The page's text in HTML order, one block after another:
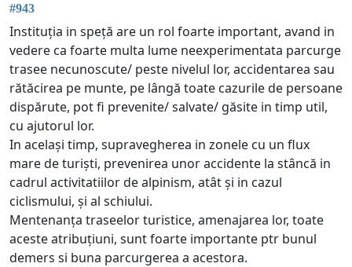
#943
Instituția in speță are un rol foarte important, avand in
vedere ca foarte multa lume neexperimentata parcurge
trasee necunoscute/ peste nivelul lor, accidentarea sau
rătăcirea pe munte, pe lângă toate cazurile de persoane
dispărute, pot fi prevenite/ salvate/ găsite in timp util,
cu ajutorul lor.
In același timp, supravegherea in zonele cu un flux
mare de turiști, prevenirea unor accidente la stâncă in
cadrul activitatiilor de alpinism, atât și in cazul
ciclismului, și al schiului.
Mentenanța traseelor turistice, amenajarea lor, toate
aceste atribuțiuni, sunt foarte importante ptr bunul
demers si buna parcurgerea a acestora.